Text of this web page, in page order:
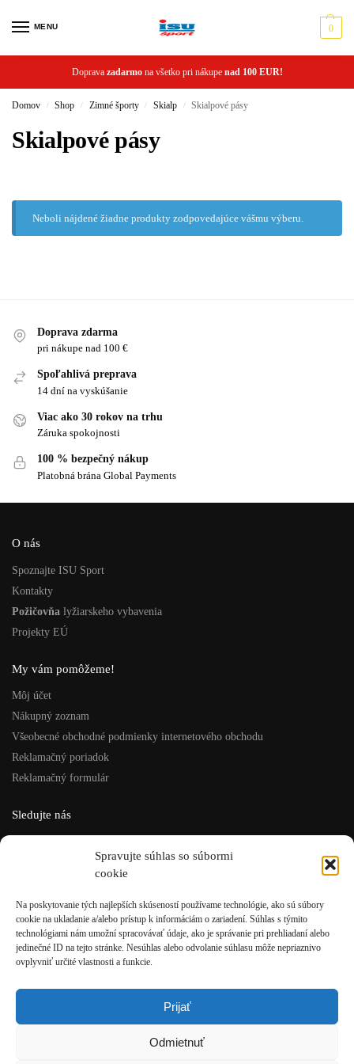
Spravujte súhlas so súbormi
cookie
Na poskytovanie tých najlepších skúseností používame technológie, ako sú súbory
cookie na ukladanie a/alebo prístup k informáciám o zariadení. Súhlas s týmito
technológiami nám umožní spracovávať údaje, ako je správanie pri prehliadaní alebo
jedinečné ID na tejto stránke. Nesúhlas alebo odvolanie súhlasu môže nepriaznivo
ovplyvniť určité vlastnosti a funkcie.
Prijať
Odmietnuť
MENU 0
Doprava zadarmona všetko pri nákupe nad 100 EUR!
Domov / Shop / Zimné športy / Skialp / Skialpové pásy
Skialpové pásy
Neboli nájdené žiadne produkty zodpovedajúce vášmu výberu.
Doprava zdarma
pri nákupe nad 100 €
Spoľahlivá preprava
14 dní na vyskúšanie
Viac ako 30 rokov na trhu
Záruka spokojnosti
100 % bezpečný nákup
Platobná brána Global Payments
O nás
Spoznajte ISU Sport
Kontakty
Požičovňa lyžiarskeho vybavenia
Projekty EÚ
My vám pomôžeme!
Môj účet
Nákupný zoznam
Všeobecné obchodné podmienky internetového obchodu
Reklamačný poriadok
Reklamačný formulár
Sledujte nás
ISU šport, s.r.o.
Rázusova 4, Brezno
t: +421 48/611 10 12
e: eshop@isusport.sk
IČO: 36049921